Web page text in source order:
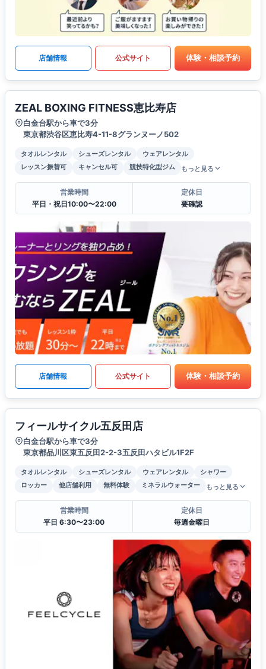
店舗情報 公式サイト 体験・相談予約
ZEAL BOXING FITNESS恵比寿店
白金台駅から車で3分
東京都渋谷区恵比寿4-11-8グランヌーノ502
タオルレンタル シューズレンタル
ウェアレンタル
レッスン振替可
キャンセル可 競技特化型ジム もっと見る
営業時間
平日・祝日10:00〜22:00
定休日
要確認
店舗情報 公式サイト 体験・相談予約
フィールサイクル五反田店
白金台駅から車で3分
東京都品川区東五反田2-2-3五反田ハタビル1F2F
タオルレンタル シューズレンタル ウェアレンタル
シャワー
ロッカー
他店舗利用 無料体験 ミネラルウォーター もっと見る
営業時間
平日 6:30〜23:00
定休日
毎週金曜日